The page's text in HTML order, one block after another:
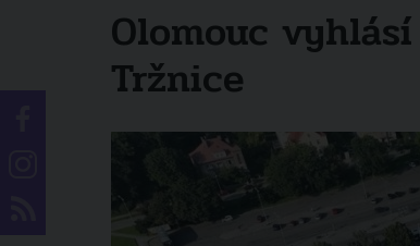
Olomouc
Tržnice